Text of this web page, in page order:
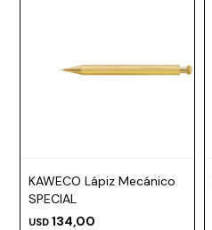
KAWECO Lápiz Mecánico
SPECIAL
USD 134,00